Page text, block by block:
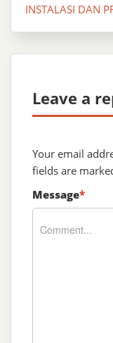
INSTALASI DAN
Leave a
Your email
fields are
Message*